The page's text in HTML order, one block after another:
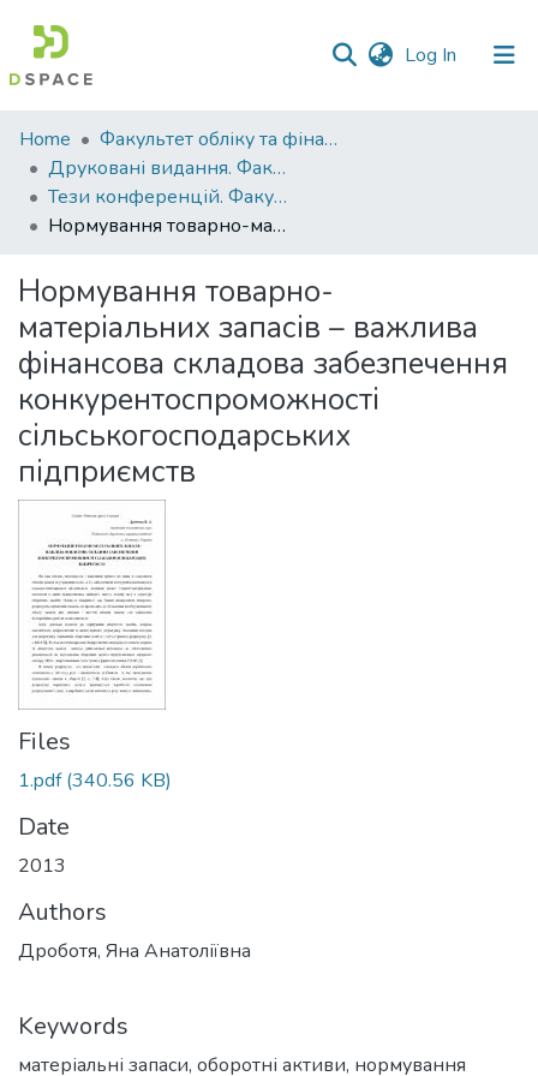
Log In (current)
Communities
&
Collections
All of DSpace
Statistics
Home
Факультет обліку та фінансів
Друковані видання. Факультет обліку та фінансів
Тези конференцій. Факультет обліку та фінансів
Нормування товарно-матеріальних запасів – важлива фінансова складова забезпечення конкурентоспроможності сільськогосподарських підприємств
Нормування товарно-
матеріальних запасів – важлива
фінансова складова забезпечення
конкурентоспроможності
сільськогосподарських
підприємств
Files
1.pdf(340.56 KB)
Date
2013
Authors
Дроботя, Яна Анатоліївна
Keywords
матеріальні запаси, оборотні активи, нормування